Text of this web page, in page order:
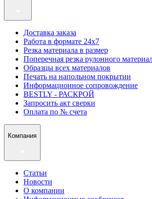
Доставка заказа
Работа в формате 24х7
Резка материала в размер
Поперечная резка рулонного
Образцы всех материалов
Печать на напольном покрытии
Информационное сопровождение
BESTLY - РАСКРОЙ
Запросить акт сверки
Оплата по № счета
Компания
Статьи
Новости
О компании